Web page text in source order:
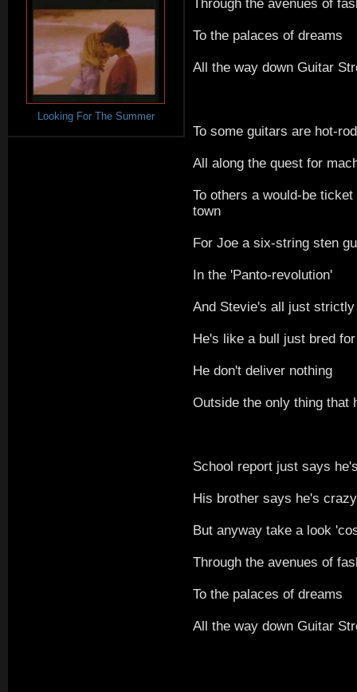
Looking For The Summer
Through the avenues of
To the palaces of dreams
All the way down Guitar
To some guitars are hot-
All along the quest for
To others a would-be ticket
town
For Joe a six-string sten
In the 'Panto-revolution'
And Stevie's all just strictly
He's like a bull just bred
He don't deliver nothing
Outside the only thing that
School report just says
His brother says he's crazy
But anyway take a look
Through the avenues of
To the palaces of dreams
All the way down Guitar